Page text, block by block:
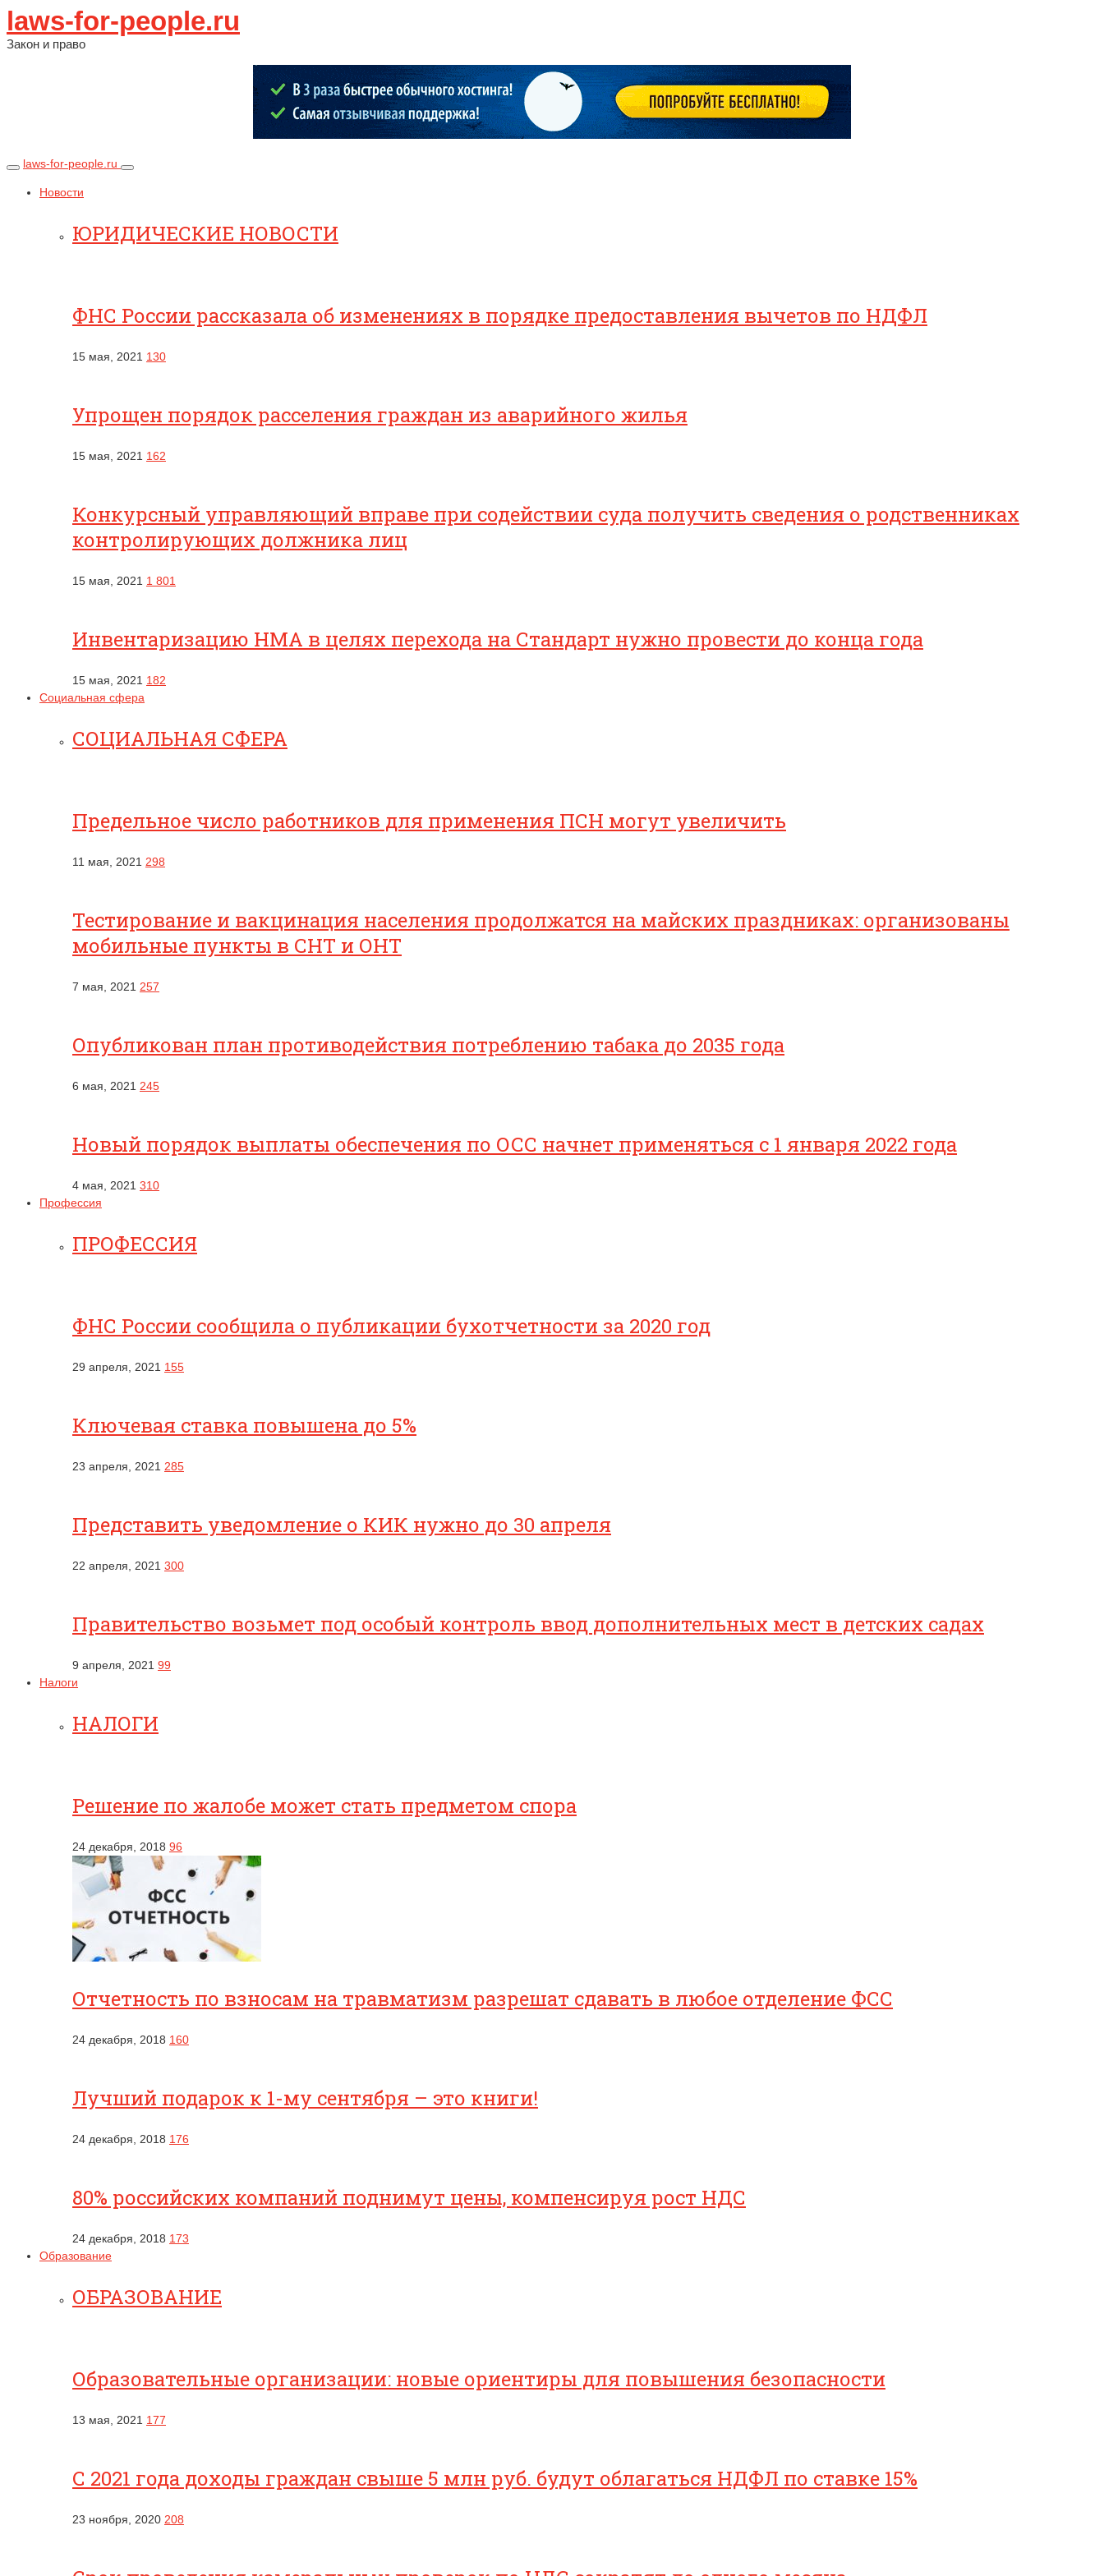
laws-for-people.ru
Закон и право
laws-for-people.ru
Новости
ЮРИДИЧЕСКИЕ НОВОСТИ
ФНС России рассказала об изменениях в порядке предоставления вычетов по НДФЛ
15 мая, 2021 130
Упрощен порядок расселения граждан из аварийного жилья
15 мая, 2021 162
Конкурсный управляющий вправе при содействии суда получить сведения о родственниках
контролирующих должника лиц
15 мая, 2021 1 801
Инвентаризацию НМА в целях перехода на Стандарт нужно провести до конца года
15 мая, 2021 182
Социальная сфера
СОЦИАЛЬНАЯ СФЕРА
Предельное число работников для применения ПСН могут увеличить
11 мая, 2021 298
Тестирование и вакцинация населения продолжатся на майских праздниках: организованы
мобильные пункты в СНТ и ОНТ
7 мая, 2021 257
Опубликован план противодействия потреблению табака до 2035 года
6 мая, 2021 245
Новый порядок выплаты обеспечения по ОСС начнет применяться с 1 января 2022 года
4 мая, 2021 310
Профессия
ПРОФЕССИЯ
ФНС России сообщила о публикации бухотчетности за 2020 год
29 апреля, 2021 155
Ключевая ставка повышена до 5%
23 апреля, 2021 285
Представить уведомление о КИК нужно до 30 апреля
22 апреля, 2021 300
Правительство возьмет под особый контроль ввод дополнительных мест в детских садах
9 апреля, 2021 99
Налоги
НАЛОГИ
Решение по жалобе может стать предметом спора
24 декабря, 2018 96
Отчетность по взносам на травматизм разрешат сдавать в любое отделение ФСС
24 декабря, 2018 160
Лучший подарок к 1-му сентября – это книги!
24 декабря, 2018 176
80% российских компаний поднимут цены, компенсируя рост НДС
24 декабря, 2018 173
Образование
ОБРАЗОВАНИЕ
Образовательные организации: новые ориентиры для повышения безопасности
13 мая, 2021 177
С 2021 года доходы граждан свыше 5 млн руб. будут облагаться НДФЛ по ставке 15%
23 ноября, 2020 208